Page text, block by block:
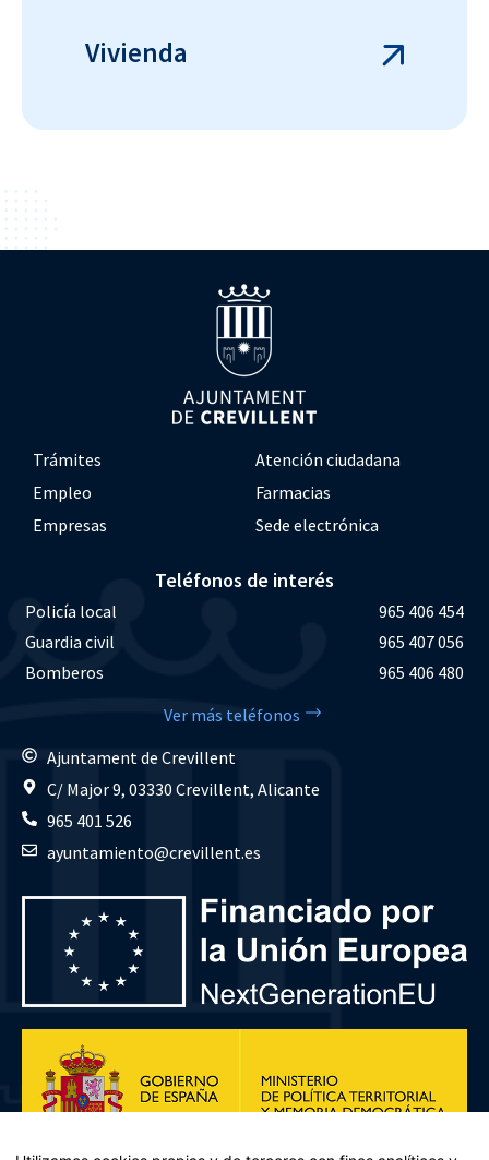
Vivienda
Trámites
Atención ciudadana
Empleo
Farmacias
Empresas
Sede electrónica
Teléfonos de interés
Policía local
965 406 454
Guardia civil
965 407 056
Bomberos
965 406 480
Ver más teléfonos
Ajuntament de Crevillent
C/ Major 9, 03330 Crevillent, Alicante
965 401 526
ayuntamiento@crevillent.es